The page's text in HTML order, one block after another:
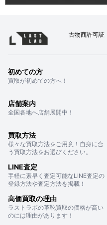
古物商許可
初めての方
買取が初めての方へ！
店舗案内
全国各地へ店舗展開中！
買取方法
様々な買取方法をご用意！自身に合
う買取方法をお選びください。
LINE査定
手軽に素早く査定可能なLINE査定の
登録方法や査定方法を掲載！
高価買取の理由
ラストラボの革靴買取の価格が高い
のには理由があります！